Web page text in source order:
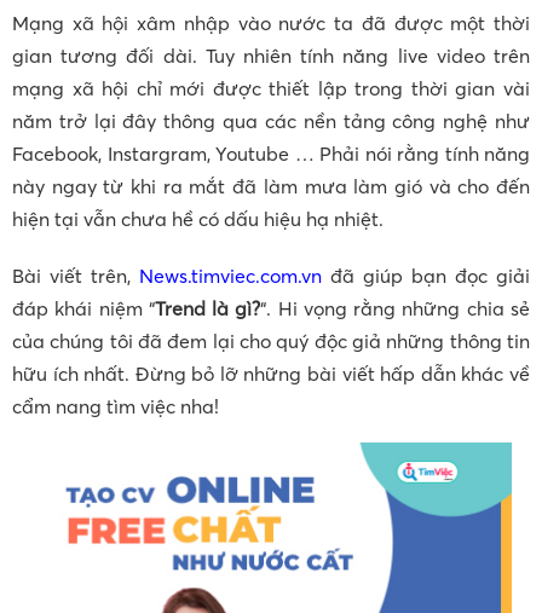
Mạng xã hội xâm nhập vào nước ta đã được một thời
gian tương đối dài. Tuy nhiên tính năng live video trên
mạng xã hội chỉ mới được thiết lập trong thời gian vài
năm trở lại đây thông qua các nền tảng công nghệ như
Facebook, Instargram, Youtube … Phải nói rằng tính năng
này ngay từ khi ra mắt đã làm mưa làm gió và cho đến
hiện tại vẫn chưa hề có dấu hiệu hạ nhiệt.
Bài viết trên, News.timviec.com.vn đã giúp bạn đọc giải
đáp khái niệm “Trend là gì?“. Hi vọng rằng những chia sẻ
của chúng tôi đã đem lại cho quý độc giả những thông tin
hữu ích nhất. Đừng bỏ lỡ những bài viết hấp dẫn khác về
cẩm nang tìm việc nha!